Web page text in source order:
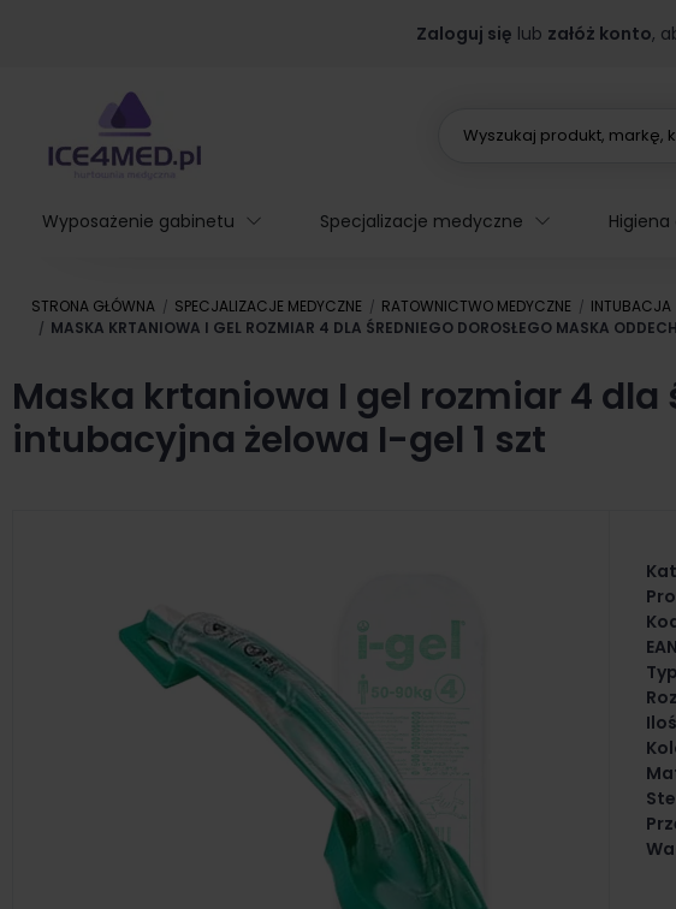
Zaloguj się lub załóż konto,
Wyposażenie gabinetu Specjalizacje medyczne
STRONA GŁÓWNA SPECJALIZACJE MEDYCZNE RATOWNICTWO MEDYCZNE
INTUBACJA
MASKA KRTANIOWA I GEL ROZMIAR 4 DLA ŚREDNIEGO DOROSŁEGO MASKA
Maska krtaniowa I gel rozmiar 4
intubacyjna żelowa I-gel 1 szt